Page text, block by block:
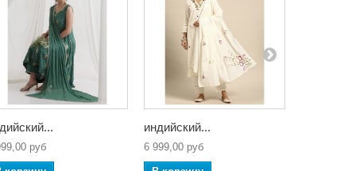
руб
индийский...
6 999,00 руб